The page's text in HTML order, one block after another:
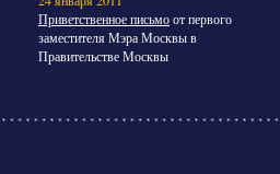
Приветственное письмоот первого
заместителя Мэра Москвы в
Правительстве Москвы